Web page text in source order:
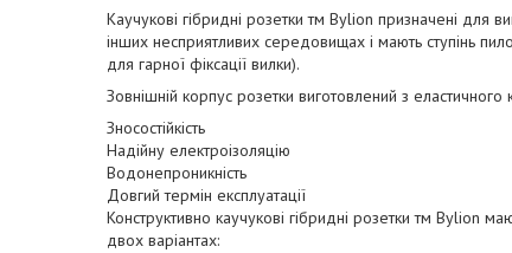
Каучукові гібридні розетки тм Bylion призначені для
інших несприятливих середовищах і мають ступінь
для гарної фіксації вилки).
Зовнішній корпус розетки виготовлений з еластичного
Зносостійкість
Надійну електроізоляцію
Водонепроникність
Довгий термін експлуатації
Конструктивно каучукові гібридні розетки тм Bylion
двох варіантах: